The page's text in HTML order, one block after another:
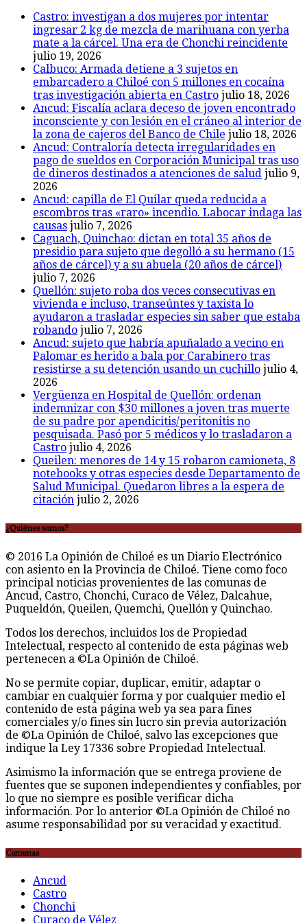
Castro: investigan a dos mujeres por intentar
ingresar 2 kg de mezcla de marihuana con yerba
mate a la cárcel. Una era de Chonchi reincidente
julio 19, 2026
Calbuco: Armada detiene a 3 sujetos en
embarcadero a Chiloé con 5 millones en cocaína
tras investigación abierta en Castro julio 18, 2026
Ancud: Fiscalía aclara deceso de joven encontrado
inconsciente y con lesión en el cráneo al interior de
la zona de cajeros del Banco de Chile julio 18, 2026
Ancud: Contraloría detecta irregularidades en
pago de sueldos en Corporación Municipal tras uso
de dineros destinados a atenciones de salud julio 9,
2026
Ancud: capilla de El Quilar queda reducida a
escombros tras «raro» incendio. Labocar indaga las
causas julio 7, 2026
Caguach, Quinchao: dictan en total 35 años de
presidio para sujeto que degolló a su hermano (15
años de cárcel) y a su abuela (20 años de cárcel)
julio 7, 2026
Quellón: sujeto roba dos veces consecutivas en
vivienda e incluso, transeúntes y taxista lo
ayudaron a trasladar especies sin saber que estaba
robando julio 7, 2026
Ancud: sujeto que habría apuñalado a vecino en
Palomar es herido a bala por Carabinero tras
resistirse a su detención usando un cuchillo julio 4,
2026
Vergüenza en Hospital de Quellón: ordenan
indemnizar con $30 millones a joven tras muerte
de su padre por apendicitis/peritonitis no
pesquisada. Pasó por 5 médicos y lo trasladaron a
Castro julio 4, 2026
Queilen: menores de 14 y 15 robaron camioneta, 8
notebooks y otras especies desde Departamento de
Salud Municipal. Quedaron libres a la espera de
citación julio 2, 2026
¿Quiénes somos?
© 2016 La Opinión de Chiloé es un Diario Electrónico
con asiento en la Provincia de Chiloé. Tiene como foco
principal noticias provenientes de las comunas de
Ancud, Castro, Chonchi, Curaco de Vélez, Dalcahue,
Puqueldón, Queilen, Quemchi, Quellón y Quinchao.
Todos los derechos, incluidos los de Propiedad
Intelectual, respecto al contenido de esta páginas web
pertenecen a ©La Opinión de Chiloé.
No se permite copiar, duplicar, emitir, adaptar o
cambiar en cualquier forma y por cualquier medio el
contenido de esta página web ya sea para fines
comerciales y/o fines sin lucro sin previa autorización
de ©La Opinión de Chiloé, salvo las excepciones que
indique la Ley 17336 sobre Propiedad Intelectual.
Asimismo la información que se entrega proviene de
fuentes que se suponen independientes y confiables, por
lo que no siempre es posible verificar dicha
información. Por lo anterior ©La Opinión de Chiloé no
asume responsabilidad por su veracidad y exactitud.
Comunas
Ancud
Castro
Chonchi
Curaco de Vélez